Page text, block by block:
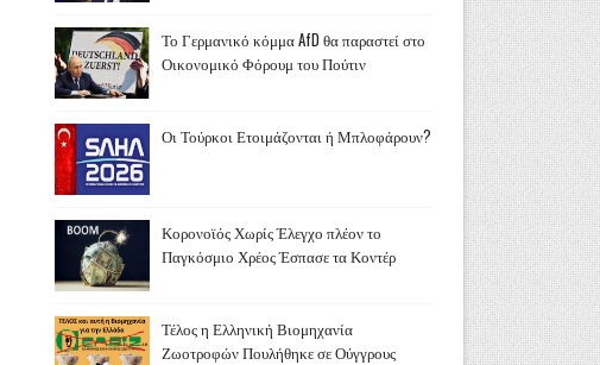
Το Γερμανικό κόμμα AfD θα παραστεί στο
Οικονομικό Φόρουμ του Πούτιν
Οι Τούρκοι Ετοιμάζονται ή Μπλοφάρουν?
Κορονοϊός Χωρίς Έλεγχο πλέον το
Παγκόσμιο Χρέος Έσπασε τα Κοντέρ
Τέλος η Ελληνική Βιομηχανία
Ζωοτροφών Πουλήθηκε σε Ούγγρους